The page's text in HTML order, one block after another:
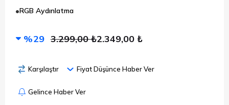
RGB Aydınlatma
29 3.299,00 ₺2.349,00 ₺
Karşılaştır Fiyat Düşünce Haber Ver
Gelince Haber Ver